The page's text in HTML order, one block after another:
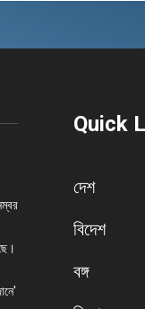
Quick
দেশ
বিদেশ
বঙ্গ